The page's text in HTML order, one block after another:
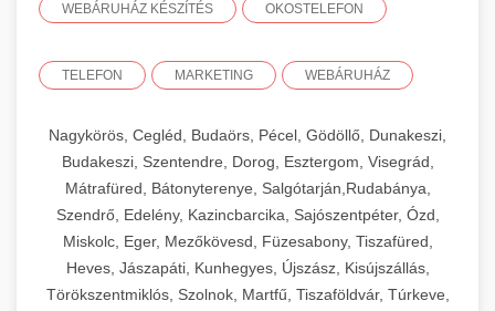
WEBÁRUHÁZ KÉSZÍTÉS OKOSTELEFON
TELEFON MARKETING WEBÁRUHÁZ
Nagykörös, Cegléd, Budaörs, Pécel, Gödöllő, Dunakeszi,
Budakeszi, Szentendre, Dorog, Esztergom, Visegrád,
Mátrafüred, Bátonyterenye, Salgótarján,Rudabánya,
Szendrő, Edelény, Kazincbarcika, Sajószentpéter, Ózd,
Miskolc, Eger, Mezőkövesd, Füzesabony, Tiszafüred,
Heves, Jászapáti, Kunhegyes, Újszász, Kisújszállás,
Törökszentmiklós, Szolnok, Martfű, Tiszaföldvár, Túrkeve,